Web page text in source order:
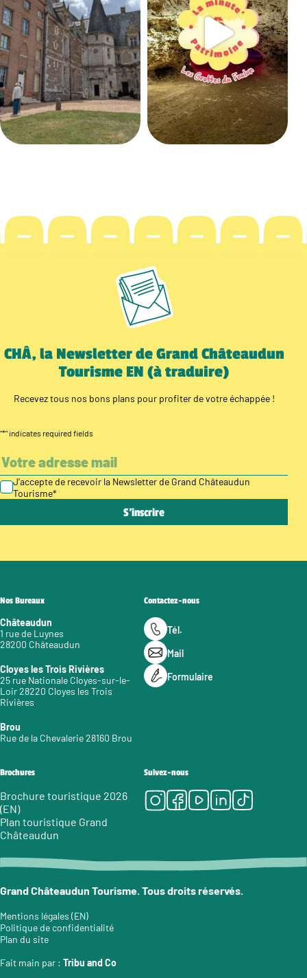
CHÂ, la Newsletter de Grand Châteaudun
Tourisme EN (à traduire)
Recevez tous nos bons plans pour profiter de votre échappée !
"*" indicates required fields
J’accepte de recevoir la Newsletter de Grand Châteaudun
Tourisme*
Nos Bureaux
Châteaudun
1 rue de Luynes
28200 Châteaudun
Cloyes les Trois Rivières
25 rue Nationale Cloyes-sur-le-
Loir 28220 Cloyes les Trois
Rivières
Brou
Rue de la Chevalerie 28160 Brou
Contactez-nous
Tél.
Mail
Formulaire
Brochures
Brochure touristique 2026
(EN)
Plan touristique Grand
Châteaudun
Suivez-nous
Instagram
Facebook
Youtube
LinkedIn
Tiktok
Grand Châteaudun Tourisme. Tous droits réservés.
Mentions légales (EN)
Politique de confidentialité
Plan du site
Fait main par : Tribu and Co